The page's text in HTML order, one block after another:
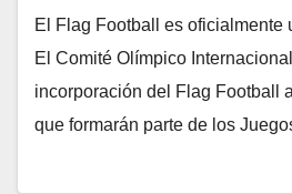
El Flag Football es oficialmente
El Comité Olímpico
incorporación del Flag Football
que formarán parte de los